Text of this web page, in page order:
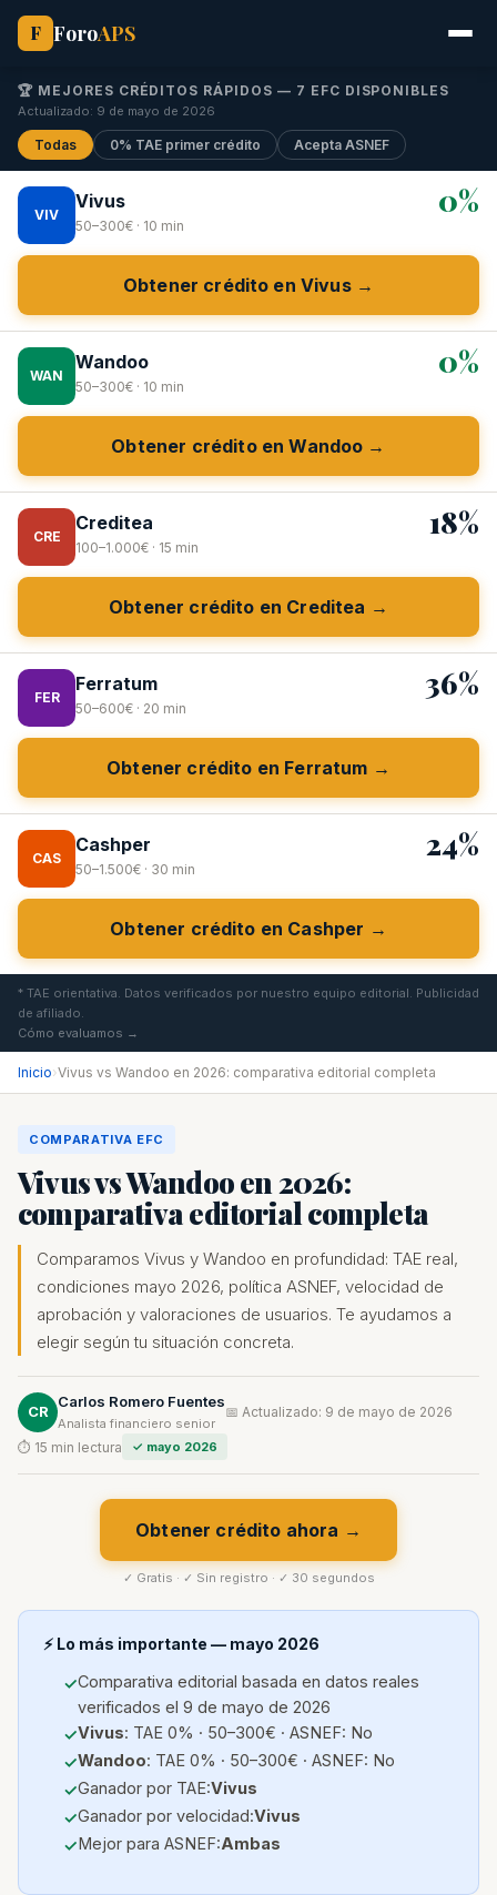
F ForoAPS
🏆 MEJORES CRÉDITOS RÁPIDOS — 7 EFC DISPONIBLES
Actualizado: 9 de mayo de 2026
Todas 0% TAE primer crédito Acepta ASNEF
VIV
Vivus
50–300€ · 10 min
0%
Obtener crédito en Vivus →
WAN
Wandoo
50–300€ · 10 min
0%
Obtener crédito en Wandoo →
CRE
Creditea
100–1.000€ · 15 min
18%
Obtener crédito en Creditea →
FER
Ferratum
50–600€ · 20 min
36%
Obtener crédito en Ferratum →
CAS
Cashper
50–1.500€ · 30 min
24%
Obtener crédito en Cashper →
* TAE orientativa. Datos verificados por nuestro equipo editorial. Publicidad
de afiliado.
Cómo evaluamos →
Inicio›Vivus vs Wandoo en 2026: comparativa editorial completa
COMPARATIVA EFC
Vivus vs Wandoo en 2026:
comparativa editorial completa
Comparamos Vivus y Wandoo en profundidad: TAE real,
condiciones mayo 2026, política ASNEF, velocidad de
aprobación y valoraciones de usuarios. Te ayudamos a
elegir según tu situación concreta.
CR
Carlos Romero Fuentes
Analista financiero senior
📅 Actualizado: 9 de mayo de 2026
⏱ 15 min lectura ✓ mayo 2026
Obtener crédito ahora →
✓ Gratis · ✓ Sin registro · ✓ 30 segundos
⚡ Lo más importante — mayo 2026
Comparativa editorial basada en datos reales
verificados el 9 de mayo de 2026
Vivus: TAE 0% · 50–300€ · ASNEF: No
Wandoo: TAE 0% · 50–300€ · ASNEF: No
Ganador por TAE:Vivus
Ganador por velocidad:Vivus
Mejor para ASNEF:Ambas